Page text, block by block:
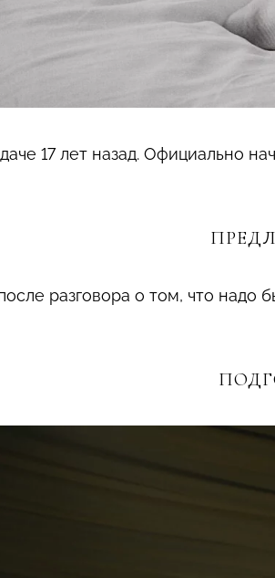
17 лет назад. Официально
разговора о том, что надо